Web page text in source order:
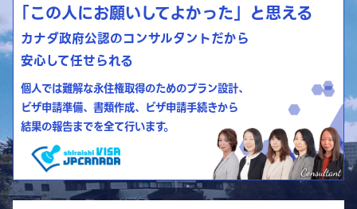
「この人にお願いしてよかった」と思える
カナダ政府公認のコンサルタントだから
安心して任せられる
個人では難解な永住権取得のためのプラン設計、
ビザ申請準備、書類作成、ビザ申請手続きから
結果の報告までを全て行います。